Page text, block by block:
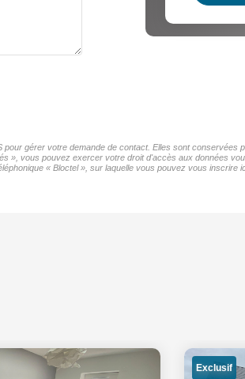
gérer votre demande de contact. Elles sont conservées
», vous pouvez exercer votre droit d'accès aux données
« Bloctel », sur laquelle vous pouvez vous inscrire
Exclusif